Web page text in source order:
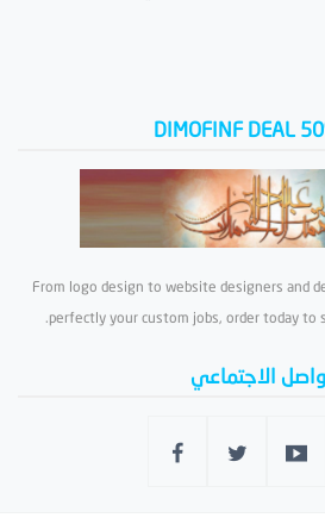
DIMOFINF DEAL
From logo design to website designers and
perfectly your custom jobs, order today to
الاجتماعي